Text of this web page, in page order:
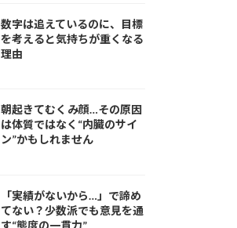
数字は追えているのに、目標
を考えると気持ちが重くなる
理由
朝起きてむくみ顔…その原因
は体質ではなく“内臓のサイ
ン”かもしれません
「実績がないから…」で諦め
てない？少数派でも意見を通
す“態度の一貫力”